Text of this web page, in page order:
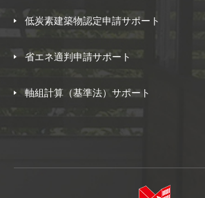
低炭素建築物認定申請サポート
省エネ適判申請サポート
軸組計算（基準法）サポート